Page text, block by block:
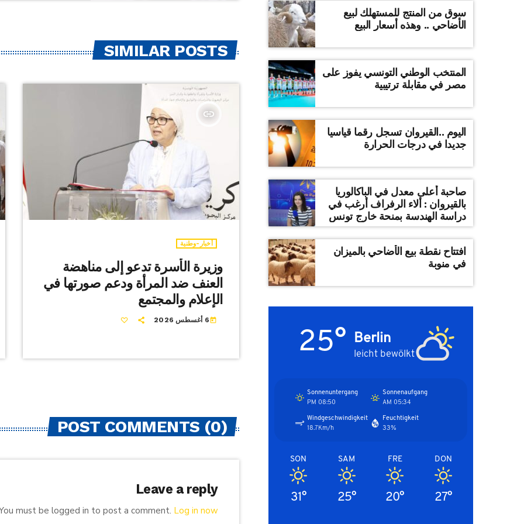
SIMILAR POSTS
insert_link
أخبار-وطنية
وزيرة الأسرة تدعو إلى مناهضة
العنف ضد المرأة ودعم صورتها في
الإعلام والمجتمع
today 6 أغسطس 2026
POST COMMENTS (0)
Leave a reply
must be logged in to post a comment. Log in now
سوق من المنتج للمستهلك لبيع
الأضاحي .. وهذه أسعار البيع
المنتخب الوطني التونسي يفوز على
مصر في مقابلة ترتيبية
اليوم ..القيروان تسجل رقما قياسيا
جديدا في درجات الحرارة
صاحبة أعلى معدل في الباكالوريا
بالقيروان : ألاء الرفراف أرغب في
دراسة الهندسة بمنحة خارج تونس
افتتاح نقطة بيع الأضاحي بالميزان
في منوبة
Berlin
leicht bewölkt
25°
Sonnenaufgang
05:34 AM
Sonnenuntergang
08:50 PM
Feuchtigkeit
33%
Windgeschwindigkeit
18.7Km/h
DON
27°
FRE
20°
SAM
25°
SON
31°